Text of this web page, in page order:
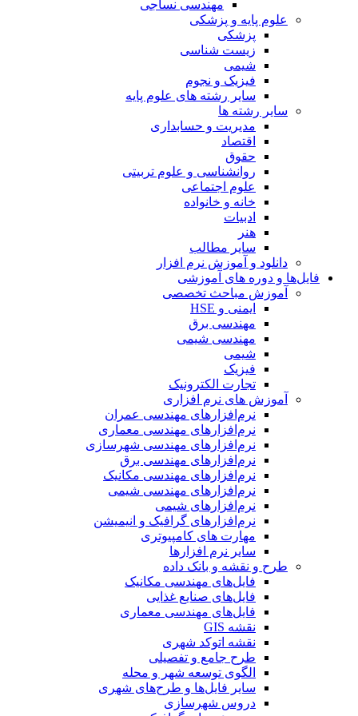
مهندسی نساجی
علوم پایه و پزشکی
پزشکی
زیست شناسی
شیمی
فیزیک و نجوم
سایر رشته های علوم پایه
سایر رشته ها
مدیریت و حسابداری
اقتصاد
حقوق
روانشناسی و علوم تربیتی
علوم اجتماعی
خانه و خانواده
ادبیات
هنر
سایر مطالب
دانلود و آموزش نرم افزار
فایل‌ها و دوره های آموزشی
آموزش مباحث تخصصی
ایمنی و HSE
مهندسی برق
مهندسی شیمی
شیمی
فیزیک
تجارت الکترونیک
آموزش های نرم افزاری
نرم‌افزارهای مهندسی عمران
نرم‌افزارهای مهندسی معماری
نرم‌افزارهای مهندسی شهرسازی
نرم‌افزارهای مهندسی برق
نرم‌افزارهای مهندسی مکانیک
نرم‌افزارهای مهندسی شیمی
نرم‌افزارهای شیمی
نرم‌افزارهای گرافیک و انیمیشن
مهارت های کامپیوتری
سایر نرم افزارها
طرح و نقشه و بانک داده
فایل‌های مهندسی مکانیک
فایل‌های صنایع غذایی
فایل‌های مهندسی معماری
نقشه GIS
نقشه اتوکد شهری
طرح جامع و تفصیلی
الگوی توسعه شهر و محله
سایر فایل‌ها و طرح‌های شهری
دروس شهرسازی